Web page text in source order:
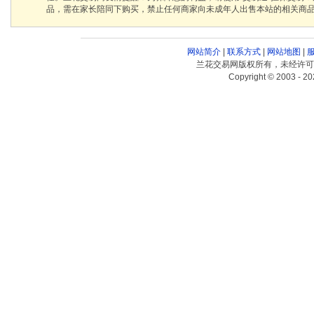
品，需在家长陪同下购买，禁止任何商家向未成年人出售本站的相关商
网站简介| 联系方式| 网站地图
兰花交易网版权所有，未经许
Copyright © 2003 -